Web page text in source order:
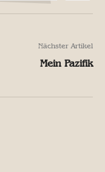
Nächster Artikel
Mein Pazifik